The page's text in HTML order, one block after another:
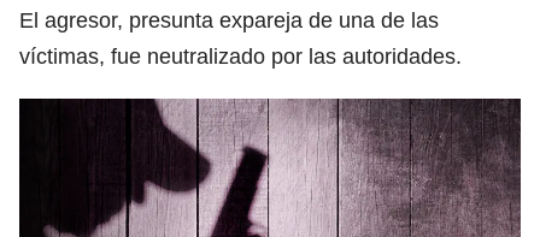
El agresor, presunta expareja de una de las
víctimas, fue neutralizado por las autoridades.